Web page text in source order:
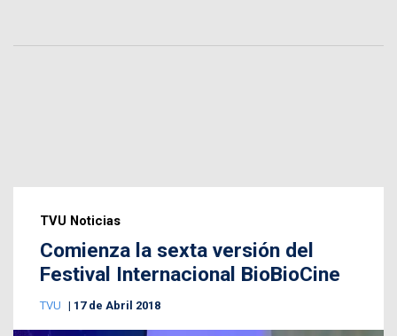
TVU Noticias
Comienza la sexta versión del
Festival Internacional BioBioCine
TVU 17 de Abril 2018